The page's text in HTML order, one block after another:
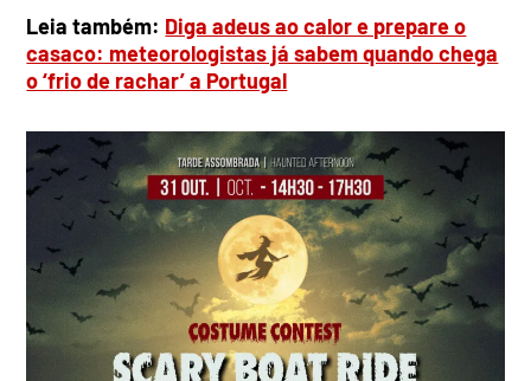
Leia também: Diga adeus ao calor e prepare o
casaco: meteorologistas já sabem quando chega
o ‘frio de rachar’ a Portugal